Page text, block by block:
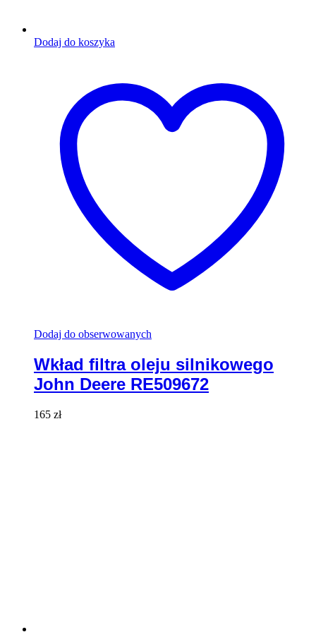
Dodaj do koszyka
Dodaj do obserwowanych
Wkład filtra oleju silnikowego
John Deere RE509672
165 zł